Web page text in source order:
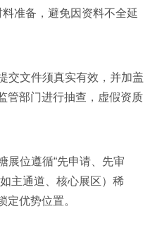
准备，避免因资料不全延
交文件须真实有效，并加盖
管部门进行抽查，虚假资质
展位遵循“先申请、先审
主通道、核心展区）稀
定优势位置。